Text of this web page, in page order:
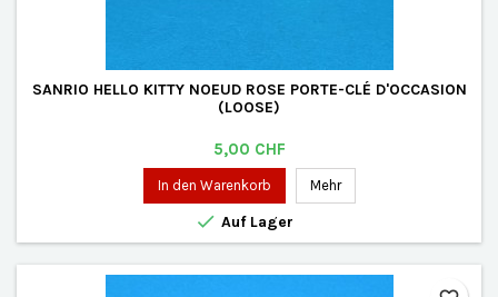
SANRIO HELLO KITTY NOEUD ROSE PORTE-CLÉ D'OCCASION
(LOOSE)
Preis
5,00 CHF
In den Warenkorb Mehr
 Auf Lager